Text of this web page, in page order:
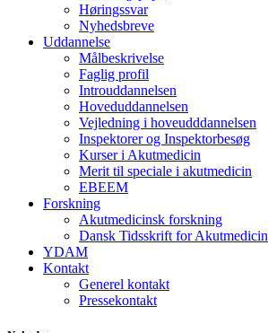
Høringssvar
Nyhedsbreve
Uddannelse
Målbeskrivelse
Faglig profil
Introuddannelsen
Hoveduddannelsen
Vejledning i hoveudddannelsen
Inspektorer og Inspektorbesøg
Kurser i Akutmedicin
Merit til speciale i akutmedicin
EBEEM
Forskning
Akutmedicinsk forskning
Dansk Tidsskrift for Akutmedicin
YDAM
Kontakt
Generel kontakt
Pressekontakt